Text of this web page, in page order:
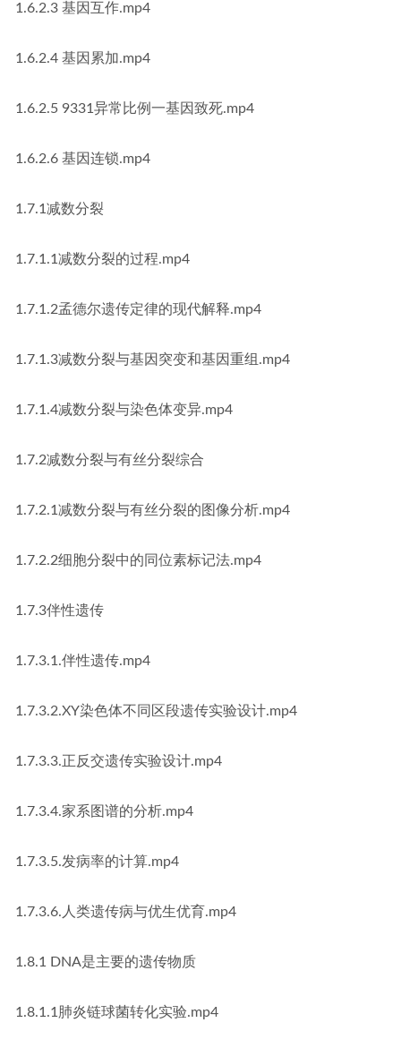
1.6.2.3 基因互作.mp4
1.6.2.4 基因累加.mp4
1.6.2.5 9331异常比例一基因致死.mp4
1.6.2.6 基因连锁.mp4
1.7.1减数分裂
1.7.1.1减数分裂的过程.mp4
1.7.1.2孟德尔遗传定律的现代解释.mp4
1.7.1.3减数分裂与基因突变和基因重组.mp4
1.7.1.4减数分裂与染色体变异.mp4
1.7.2减数分裂与有丝分裂综合
1.7.2.1减数分裂与有丝分裂的图像分析.mp4
1.7.2.2细胞分裂中的同位素标记法.mp4
1.7.3伴性遗传
1.7.3.1.伴性遗传.mp4
1.7.3.2.XY染色体不同区段遗传实验设计.mp4
1.7.3.3.正反交遗传实验设计.mp4
1.7.3.4.家系图谱的分析.mp4
1.7.3.5.发病率的计算.mp4
1.7.3.6.人类遗传病与优生优育.mp4
1.8.1 DNA是主要的遗传物质
1.8.1.1肺炎链球菌转化实验.mp4